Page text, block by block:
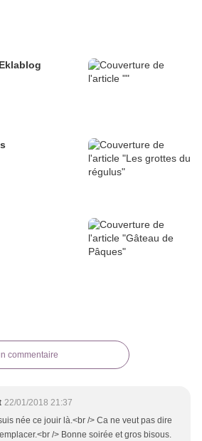
Article publié depuis Eklablog
commentaire
22/01/2018 21:37
née ce jouir là.<br /> Ca ne veut pas dire
/> Bonne soirée et gros bisous.